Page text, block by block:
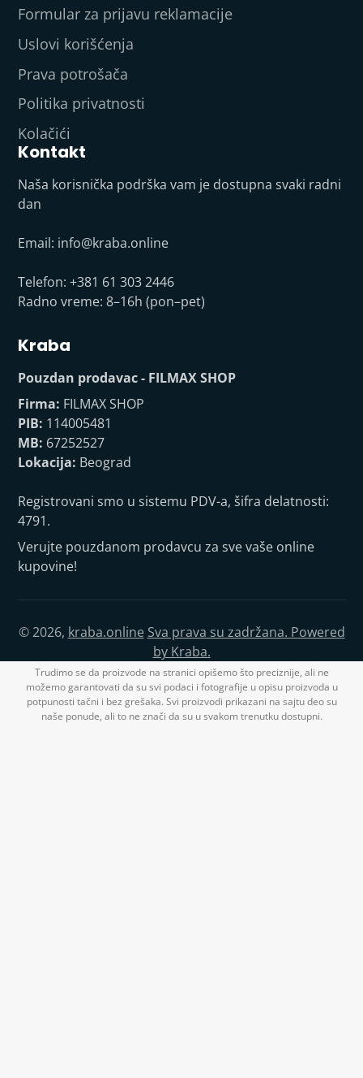
Formular za prijavu reklamacije
Uslovi korišćenja
Prava potrošača
Politika privatnosti
Kolačići
Kontakt
Naša korisnička podrška vam je dostupna svaki radni
dan
Email: info@kraba.online
Telefon: +381 61 303 2446
Radno vreme: 8–16h (pon–pet)
Kraba
Pouzdan prodavac - FILMAX SHOP
Firma: FILMAX SHOP
PIB: 114005481
MB: 67252527
Lokacija: Beograd
Registrovani smo u sistemu PDV-a, šifra delatnosti:
4791.
Verujte pouzdanom prodavcu za sve vaše online
kupovine!
© 2026, kraba.online Sva prava su zadržana. Powered
by Kraba.
Trudimo se da proizvode na stranici opišemo što preciznije, ali ne
možemo garantovati da su svi podaci i fotografije u opisu proizvoda u
potpunosti tačni i bez grešaka. Svi proizvodi prikazani na sajtu deo su
naše ponude, ali to ne znači da su u svakom trenutku dostupni.